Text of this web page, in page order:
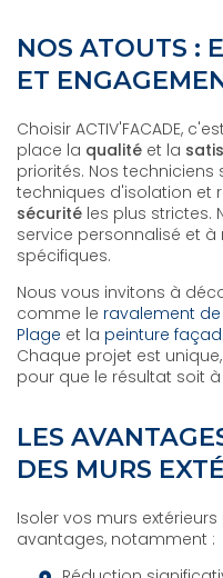
NOS ATOUTS :
ET
Choisir ACTIV'FACADE,
place la qualité et la
priorités. Nos
techniques d'isolation et
sécurité les plus strictes.
service personnalisé et
spécifiques.
Nous vous invitons à
comme le ravalement
Plage et la peinture
Chaque projet est
pour que le résultat soit
LES
DES MURS
Isoler vos murs
avantages, notamment :